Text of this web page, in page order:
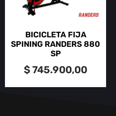
BICICLETA FIJA
SPINING RANDERS 880
SP
$745.900,00